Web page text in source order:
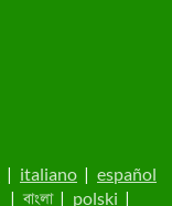
| italiano | español
| বাংলা| polski |